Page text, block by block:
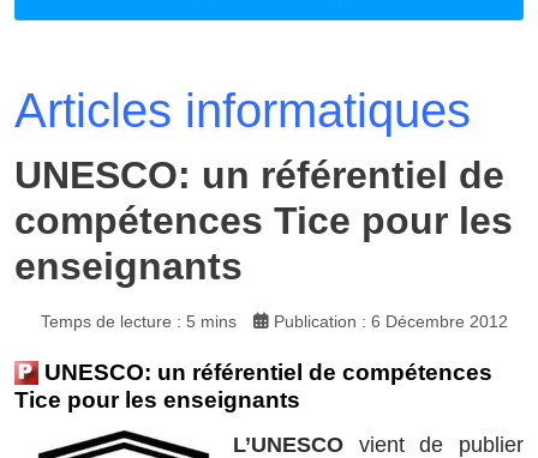
Articles informatiques
UNESCO: un référentiel de
compétences Tice pour les
enseignants
Temps de lecture : 5 mins Publication : 6 Décembre 2012
UNESCO: un référentiel de compétences
Tice pour les enseignants
L’UNESCO vient de publier